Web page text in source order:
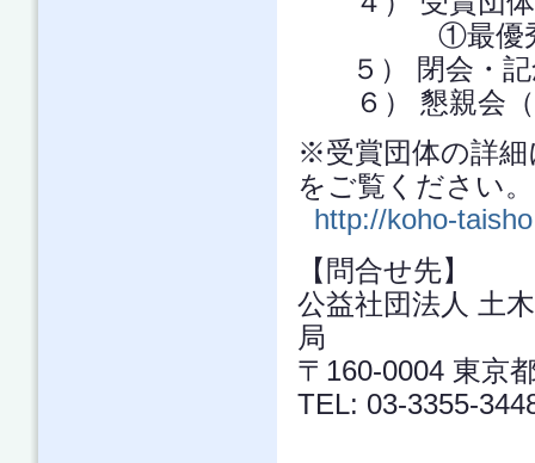
①最優秀賞（
５） 閉会・記
６） 懇親会（
※受賞団体の詳細
をご覧ください。
http://koho-
【問合せ先】
公益社団法人 土
局
〒160-0004 東京
TEL: 03-3355-